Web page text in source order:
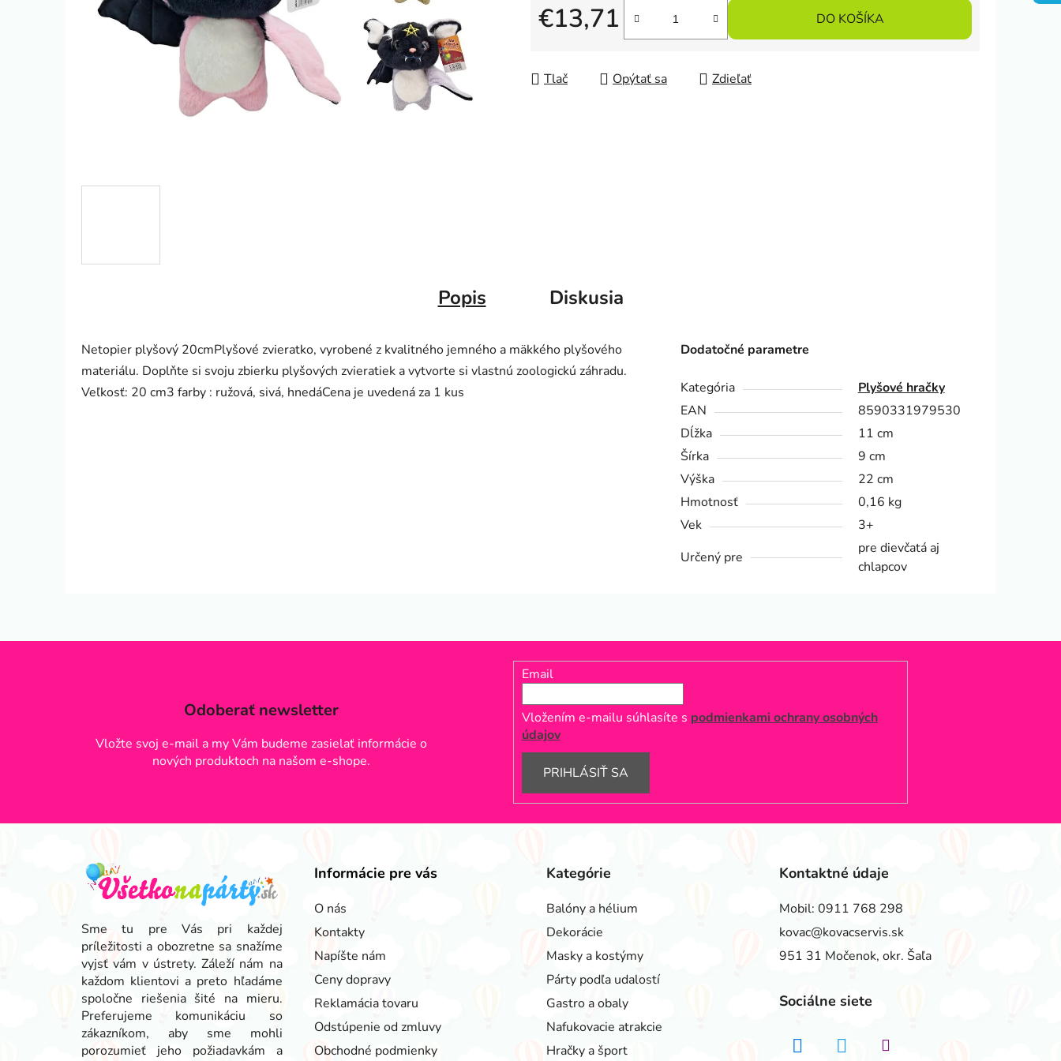
€13,71
Jednotková cena:
DO KOŠÍKA
Tlač Opýtať sa Zdieľať
Popis Diskusia
Netopier plyšový 20cmPlyšové zvieratko, vyrobené z kvalitného jemného a mäkkého plyšového
materiálu. Doplňte si svoju zbierku plyšových zvieratiek a vytvorte si vlastnú zoologickú záhradu.
Veľkosť: 20 cm3 farby : ružová, sivá, hnedáCena je uvedená za 1 kus
Dodatočné parametre
Kategória
Plyšové hračky
EAN
8590331979530
Dĺžka
11 cm
Šírka
9 cm
Výška
22 cm
Hmotnosť
0,16 kg
Vek
3+
Určený pre
pre dievčatá aj
chlapcov
Odoberať newsletter
Vložte svoj e-mail a my Vám budeme zasielať informácie o
nových produktoch na našom e-shope.
Email
Vložením e-mailu súhlasíte s podmienkami ochrany osobných
údajov
PRIHLÁSIŤ SA
Sme tu pre Vás pri každej
príležitosti a obozretne sa snažíme
vyjsť vám v ústrety. Záleží nám na
každom klientovi a preto hľadáme
spoločne riešenia šité na mieru.
Preferujeme komunikáciu so
zákazníkom, aby sme mohli
porozumieť jeho požiadavkám a
Informácie pre vás
O nás
Kontakty
Napíšte nám
Ceny dopravy
Reklamácia tovaru
Odstúpenie od zmluvy
Obchodné podmienky
Kategórie
Balóny a hélium
Dekorácie
Masky a kostýmy
Párty podľa udalostí
Gastro a obaly
Nafukovacie atrakcie
Hračky a šport
Kontaktné údaje
Mobil: 0911 768 298
kovac@kovacservis.sk
951 31 Močenok, okr. Šaľa
Sociálne siete